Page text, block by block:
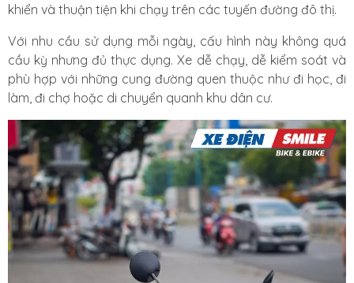
khiển và thuận tiện khi chạy trên các tuyến đường đô thị.
Với nhu cầu sử dụng mỗi ngày, cấu hình này không quá
cầu kỳ nhưng đủ thực dụng. Xe dễ chạy, dễ kiểm soát và
phù hợp với những cung đường quen thuộc như đi học, đi
làm, đi chợ hoặc di chuyển quanh khu dân cư.